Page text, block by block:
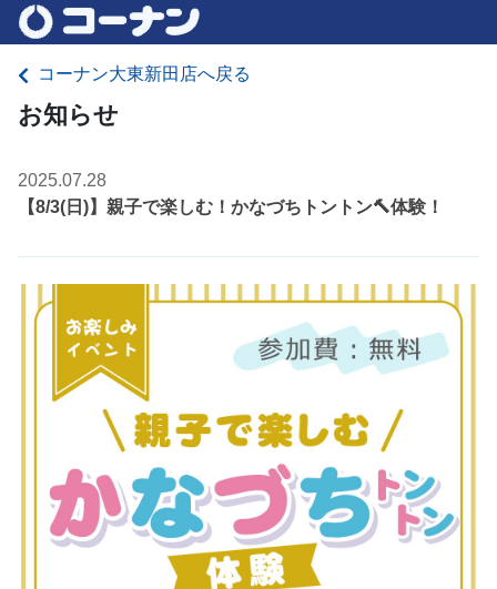
コーナン大東新田店へ戻る
お知らせ
2025.07.28
【8/3(日)】親子で楽しむ！かなづちトントン🔨体験！